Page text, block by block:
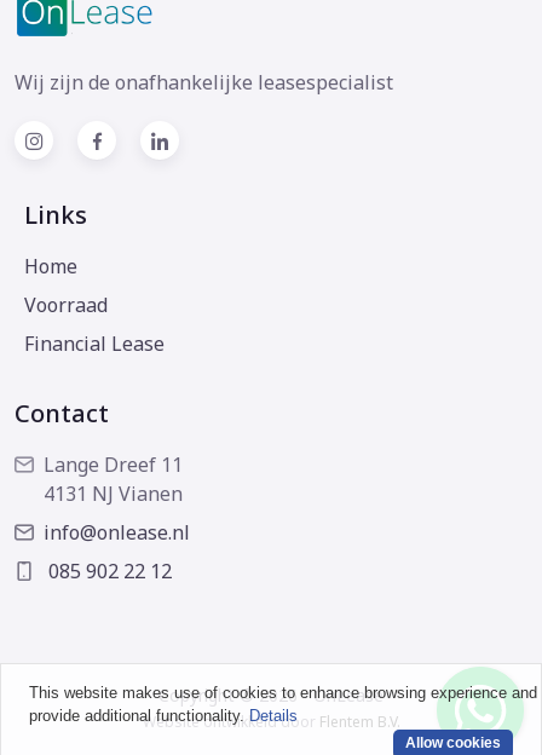
Wij zijn de onafhankelijke leasespecialist
Links
Home
Voorraad
Financial Lease
Contact
Lange Dreef 11
4131 NJ Vianen
info@onlease.nl
085 902 22 12
Copyright © 2026 - OnLease
Website ontwikkeld door Flentem B.V.
This website makes use of cookies to enhance browsing experience and
provide additional functionality. Details
Allow cookies